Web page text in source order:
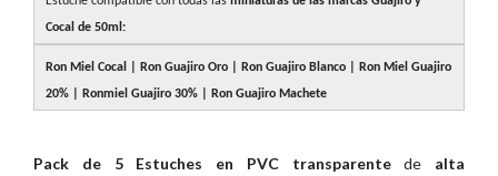
Cocal de 50ml:
Ron Miel Cocal | Ron Guajiro Oro | Ron Guajiro Blanco | Ron Miel Guajiro
20% | Ronmiel Guajiro 30% | Ron Guajiro Machete
Pack de 5 Estuches en PVC transparentede alta